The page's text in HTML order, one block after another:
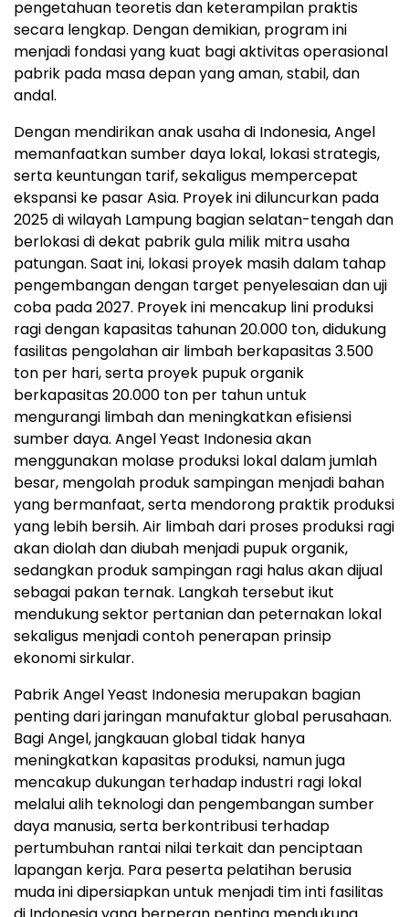
pengetahuan teoretis dan keterampilan praktis
secara lengkap. Dengan demikian, program ini
menjadi fondasi yang kuat bagi aktivitas operasional
pabrik pada masa depan yang aman, stabil, dan
andal.
Dengan mendirikan anak usaha di Indonesia, Angel
memanfaatkan sumber daya lokal, lokasi strategis,
serta keuntungan tarif, sekaligus mempercepat
ekspansi ke pasar Asia. Proyek ini diluncurkan pada
2025 di wilayah Lampung bagian selatan-tengah dan
berlokasi di dekat pabrik gula milik mitra usaha
patungan. Saat ini, lokasi proyek masih dalam tahap
pengembangan dengan target penyelesaian dan uji
coba pada 2027. Proyek ini mencakup lini produksi
ragi dengan kapasitas tahunan 20.000 ton, didukung
fasilitas pengolahan air limbah berkapasitas 3.500
ton per hari, serta proyek pupuk organik
berkapasitas 20.000 ton per tahun untuk
mengurangi limbah dan meningkatkan efisiensi
sumber daya. Angel Yeast Indonesia akan
menggunakan molase produksi lokal dalam jumlah
besar, mengolah produk sampingan menjadi bahan
yang bermanfaat, serta mendorong praktik produksi
yang lebih bersih. Air limbah dari proses produksi ragi
akan diolah dan diubah menjadi pupuk organik,
sedangkan produk sampingan ragi halus akan dijual
sebagai pakan ternak. Langkah tersebut ikut
mendukung sektor pertanian dan peternakan lokal
sekaligus menjadi contoh penerapan prinsip
ekonomi sirkular.
Pabrik Angel Yeast Indonesia merupakan bagian
penting dari jaringan manufaktur global perusahaan.
Bagi Angel, jangkauan global tidak hanya
meningkatkan kapasitas produksi, namun juga
mencakup dukungan terhadap industri ragi lokal
melalui alih teknologi dan pengembangan sumber
daya manusia, serta berkontribusi terhadap
pertumbuhan rantai nilai terkait dan penciptaan
lapangan kerja. Para peserta pelatihan berusia
muda ini dipersiapkan untuk menjadi tim inti fasilitas